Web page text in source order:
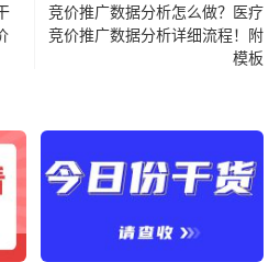
竞价推广数据分析怎么做？医疗
竞价推广数据分析详细流程！附
模板